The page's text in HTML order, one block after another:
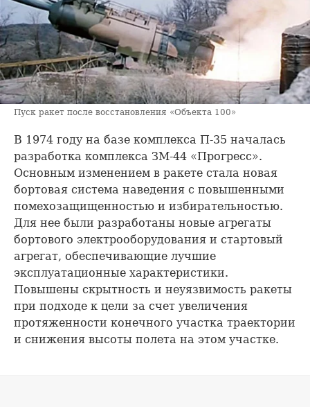
Пуск ракет после восстановления «Объекта 100»
В 1974 году на базе комплекса П-35 началась
разработка комплекса ЗМ-44 «Прогресс».
Основным изменением в ракете стала новая
бортовая система наведения с повышенными
помехозащищенностью и избирательностью.
Для нее были разработаны новые агрегаты
бортового электрооборудования и стартовый
агрегат, обеспечивающие лучшие
эксплуатационные характеристики.
Повышены скрытность и неуязвимость ракеты
при подходе к цели за счет увеличения
протяженности конечного участка траектории
и снижения высоты полета на этом участке.